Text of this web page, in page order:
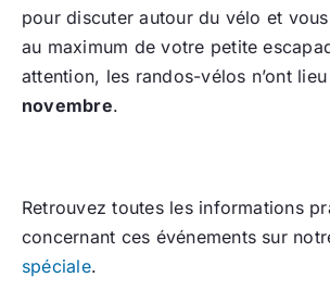
pour discuter autour du vélo et
au maximum de votre petite
attention, les randos-vélos n’ont
novembre.
Retrouvez toutes les informations
concernant ces événements sur
spéciale.